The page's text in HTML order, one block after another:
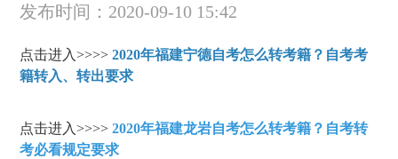
发布时间：2020-09-10 15:42
点击进入>>>> 2020年福建宁德自考怎么转考籍？自考考
籍转入、转出要求
点击进入>>>> 2020年福建龙岩自考怎么转考籍？自考转
考必看规定要求